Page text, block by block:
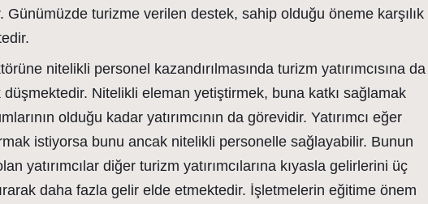
Günümüzde turizme verilen destek, sahip olduğu öneme karşılık
nitelikli personel kazandırılmasında turizm yatırımcısına da
Nitelikli eleman yetiştirmek, buna katkı sağlamak
olduğu kadar yatırımcının da görevidir. Yatırımcı eğer
istiyorsa bunu ancak nitelikli personelle sağlayabilir. Bunun
yatırımcılar diğer turizm yatırımcılarına kıyasla gelirlerini üç
daha fazla gelir elde etmektedir. İşletmelerin eğitime önem